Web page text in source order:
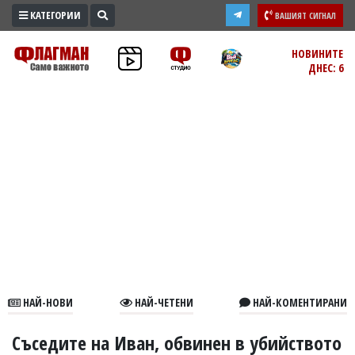
ПРОМО
ЗОНА
В
КАТЕГОРИИ ВАШИЯТ СИГНАЛ
НОВИНИТЕ
ДНЕС: 6
НАЙ-НОВИ НАЙ-ЧЕТЕНИ НАЙ-КОМЕНТИРАНИ
Съседите на Иван, обвинен в убийството